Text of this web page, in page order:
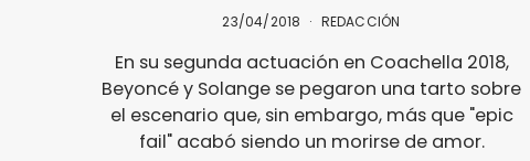
23/04/2018 REDACCIÓN
En su segunda actuación en Coachella 2018,
Beyoncé y Solange se pegaron una tarto sobre
el escenario que, sin embargo, más que "epic
fail" acabó siendo un morirse de amor.